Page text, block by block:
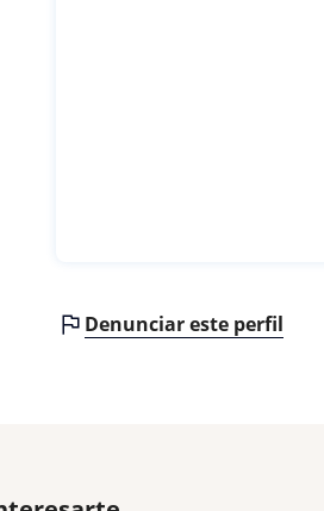
Denunciar este perfil